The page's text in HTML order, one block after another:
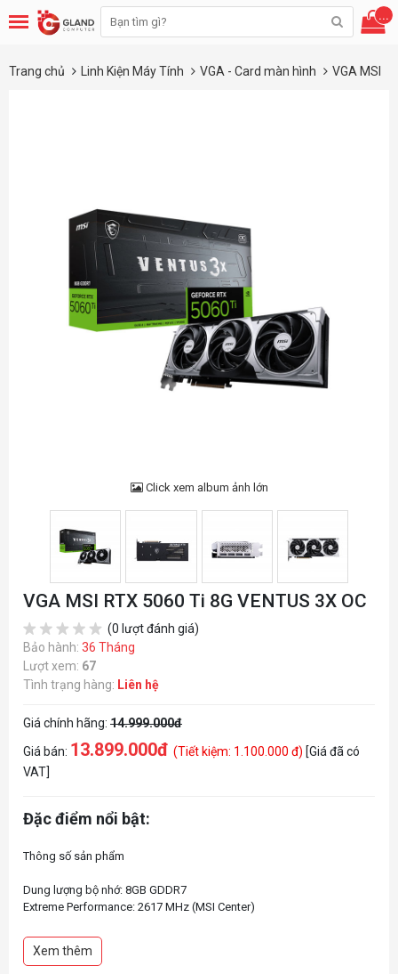
...
Trang chủ Linh Kiện Máy Tính VGA - Card màn hình VGA MSI
Click xem album ảnh lớn
VGA MSI RTX 5060 Ti 8G VENTUS 3X OC
(0 lượt đánh giá)
Bảo hành: 36 Tháng
Lượt xem: 67
Tình trạng hàng: Liên hệ
Giá chính hãng: 14.999.000đ
Giá bán: 13.899.000đ (Tiết kiệm: 1.100.000 đ) [Giá đã có
VAT]
Đặc điểm nổi bật:
Thông số sản phẩm
Dung lượng bộ nhớ: 8GB GDDR7
Extreme Performance: 2617 MHz (MSI Center)
Băng thông: 128-bit
Kết nối: DisplayPort x 3 , HDMI x 1
Xem thêm